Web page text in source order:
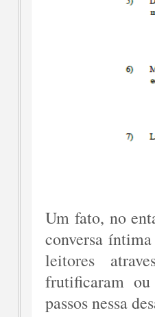
Um fato, no
conversa
leitores
frutificaram
passos nessa